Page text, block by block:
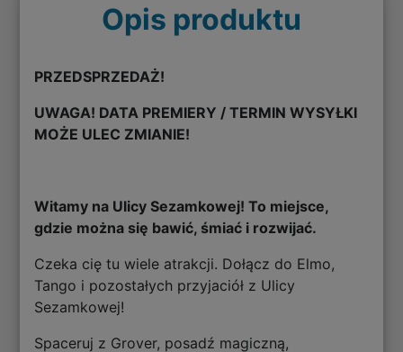
Opis produktu
PRZEDSPRZEDAŻ!
UWAGA! DATA PREMIERY / TERMIN WYSYŁKI
MOŻE ULEC ZMIANIE!
Witamy na Ulicy Sezamkowej! To miejsce,
gdzie można się bawić, śmiać i rozwijać.
Czeka cię tu wiele atrakcji. Dołącz do Elmo,
Tango i pozostałych przyjaciół z Ulicy
Sezamkowej!
Spaceruj z Grover, posadź magiczną,